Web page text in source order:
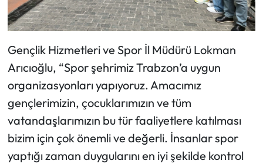
Gençlik Hizmetleri ve Spor İl Müdürü Lokman
Arıcıoğlu, “Spor şehrimiz Trabzon’a uygun
organizasyonları yapıyoruz. Amacımız
gençlerimizin, çocuklarımızın ve tüm
vatandaşlarımızın bu tür faaliyetlere katılması
bizim için çok önemli ve değerli. İnsanlar spor
yaptığı zaman duygularını en iyi şekilde kontrol